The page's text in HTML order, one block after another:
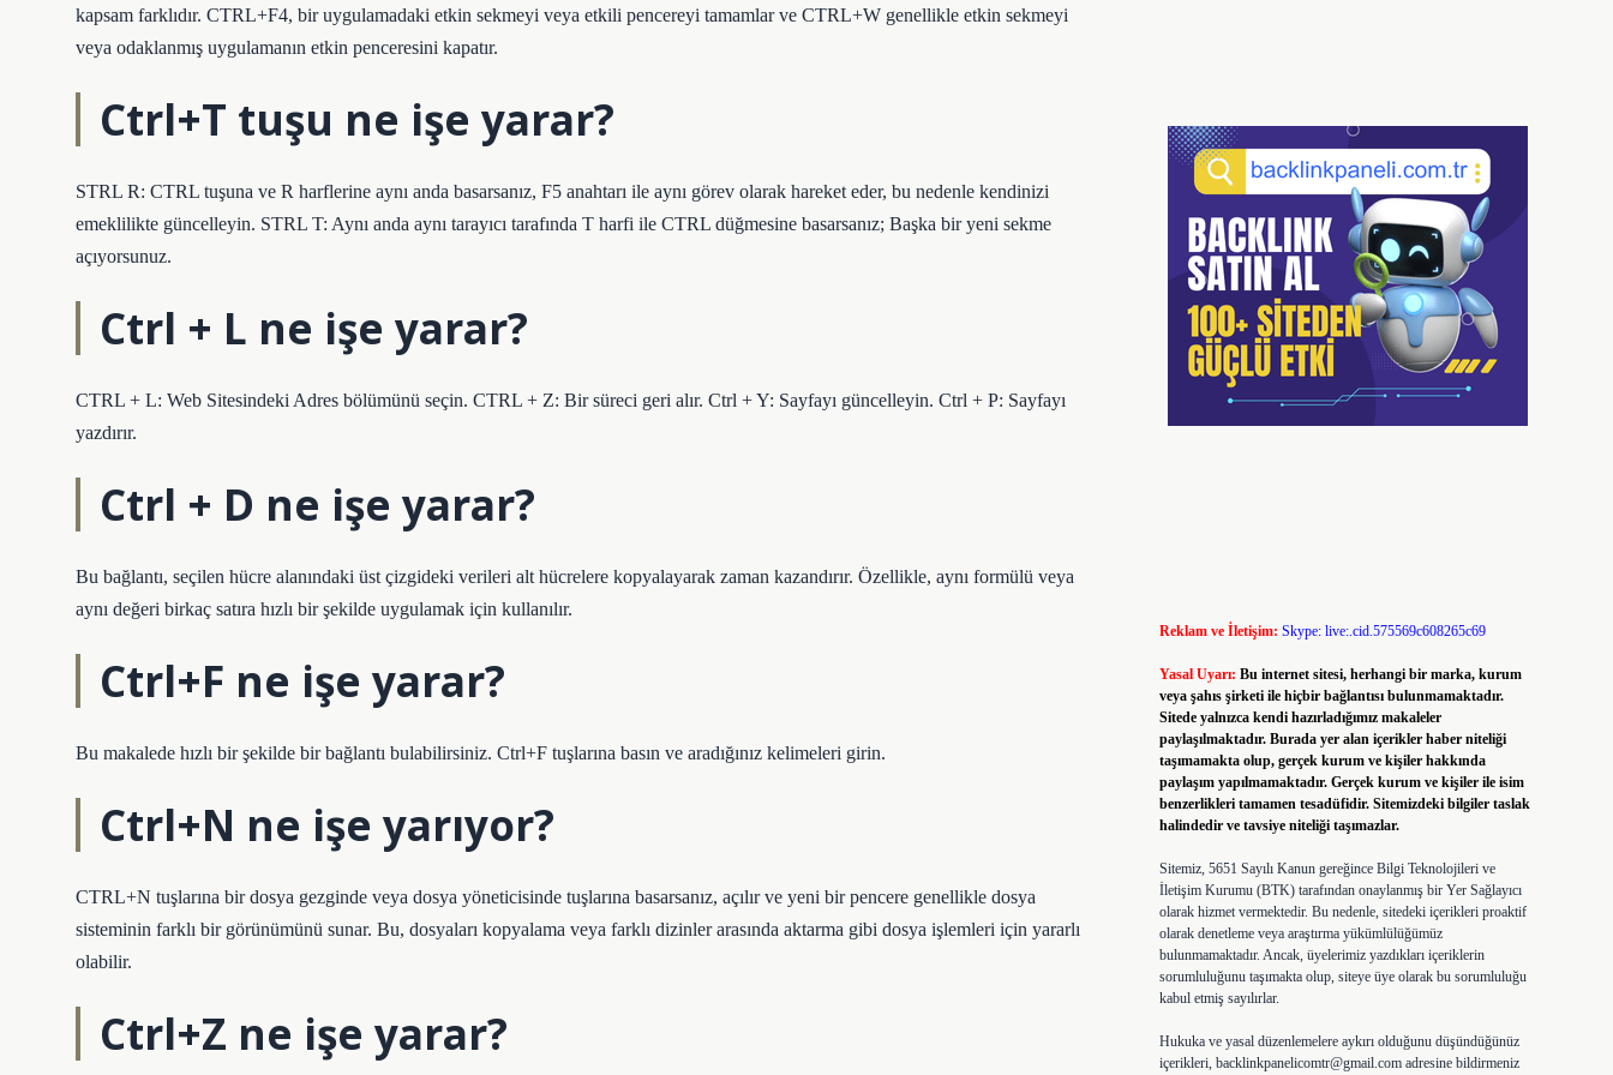
kapsam farklıdır. CTRL+F4, bir uygulamadaki etkin sekmeyi veya etkili pencereyi tamamlar ve CTRL+W genellikle etkin sekmeyi
veya odaklanmış uygulamanın etkin penceresini kapatır.
Ctrl+T tuşu ne işe yarar?
STRL R: CTRL tuşuna ve R harflerine aynı anda basarsanız, F5 anahtarı ile aynı görev olarak hareket eder, bu nedenle kendinizi
emeklilikte güncelleyin. STRL T: Aynı anda aynı tarayıcı tarafında T harfi ile CTRL düğmesine basarsanız; Başka bir yeni sekme
açıyorsunuz.
Ctrl + L ne işe yarar?
CTRL + L: Web Sitesindeki Adres bölümünü seçin. CTRL + Z: Bir süreci geri alır. Ctrl + Y: Sayfayı güncelleyin. Ctrl + P: Sayfayı
yazdırır.
Ctrl + D ne işe yarar?
Bu bağlantı, seçilen hücre alanındaki üst çizgideki verileri alt hücrelere kopyalayarak zaman kazandırır. Özellikle, aynı formülü veya
aynı değeri birkaç satıra hızlı bir şekilde uygulamak için kullanılır.
Ctrl+F ne işe yarar?
Bu makalede hızlı bir şekilde bir bağlantı bulabilirsiniz. Ctrl+F tuşlarına basın ve aradığınız kelimeleri girin.
Ctrl+N ne işe yarıyor?
CTRL+N tuşlarına bir dosya gezginde veya dosya yöneticisinde tuşlarına basarsanız, açılır ve yeni bir pencere genellikle dosya
sisteminin farklı bir görünümünü sunar. Bu, dosyaları kopyalama veya farklı dizinler arasında aktarma gibi dosya işlemleri için yararlı
olabilir.
Ctrl+Z ne işe yarar?
Reklam ve İletişim: Skype: live:.cid.575569c608265c69
Yasal Uyarı: Bu internet sitesi, herhangi bir marka, kurum
veya şahıs şirketi ile hiçbir bağlantısı bulunmamaktadır.
Sitede yalnızca kendi hazırladığımız makaleler
paylaşılmaktadır. Burada yer alan içerikler haber niteliği
taşımamakta olup, gerçek kurum ve kişiler hakkında
paylaşım yapılmamaktadır. Gerçek kurum ve kişiler ile isim
benzerlikleri tamamen tesadüfidir. Sitemizdeki bilgiler taslak
halindedir ve tavsiye niteliği taşımazlar.
Sitemiz, 5651 Sayılı Kanun gereğince Bilgi Teknolojileri ve
İletişim Kurumu (BTK) tarafından onaylanmış bir Yer Sağlayıcı
olarak hizmet vermektedir. Bu nedenle, sitedeki içerikleri proaktif
olarak denetleme veya araştırma yükümlülüğümüz
bulunmamaktadır. Ancak, üyelerimiz yazdıkları içeriklerin
sorumluluğunu taşımakta olup, siteye üye olarak bu sorumluluğu
kabul etmiş sayılırlar.
Hukuka ve yasal düzenlemelere aykırı olduğunu düşündüğünüz
içerikleri, backlinkpanelicomtr@gmail.comadresine bildirmeniz